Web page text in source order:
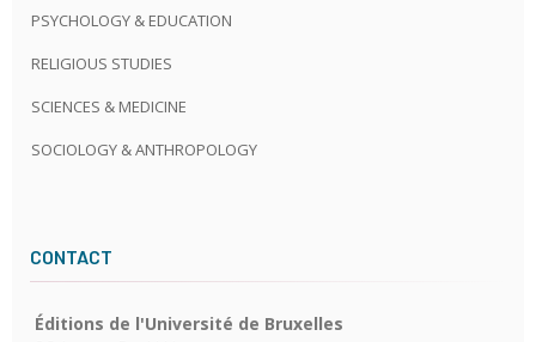
PSYCHOLOGY & EDUCATION
RELIGIOUS STUDIES
SCIENCES & MEDICINE
SOCIOLOGY & ANTHROPOLOGY
CONTACT
Éditions de l'Université de Bruxelles